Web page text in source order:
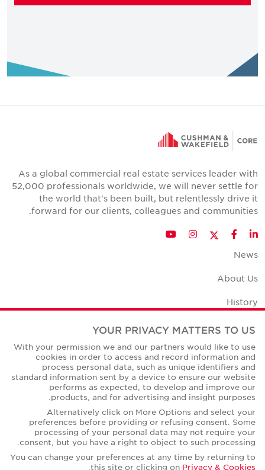
As a global commercial real estate services leader with
52,000 professionals worldwide, we will never settle for
the world that's been built, but relentlessly drive it
forward for our clients, colleagues and communities.
LinkedIn
Facebook
Twitter
Instagram
YouTube
News
About Us
History
Office Space Calculator
Careers
Contact Us
Office Locations
Corporate Social Responsibility
YOUR PRIVACY MATTERS TO US
With your permission we and our partners would like to use
cookies in order to access and record information and
process personal data, such as unique identifiers and
standard information sent by a device to ensure our website
performs as expected, to develop and improve our
products, and for advertising and insight purposes.
Alternatively click on More Options and select your
preferences before providing or refusing consent. Some
processing of your personal data may not require your
consent, but you have a right to object to such processing.
You can change your preferences at any time by returning to
this site or clicking on Privacy & Cookies